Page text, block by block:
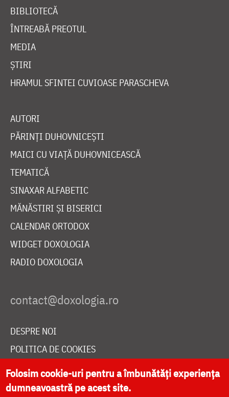
BIBLIOTECĂ
ÎNTREABĂ PREOTUL
MEDIA
ȘTIRI
HRAMUL SFINTEI CUVIOASE PARASCHEVA
AUTORI
PĂRINȚI DUHOVNICEȘTI
MAICI CU VIAȚĂ DUHOVNICEASCĂ
TEMATICĂ
SINAXAR ALFABETIC
MĂNĂSTIRI ȘI BISERICI
CALENDAR ORTODOX
WIDGET DOXOLOGIA
RADIO DOXOLOGIA
DESPRE NOI
POLITICA DE COOKIES
DONEAZĂ ONLINE PENTRU CATEDRALA NAȚIONALĂ
Folosim cookie-uri pentru a îmbunătăți experiența
dumneavoastră pe acest site.